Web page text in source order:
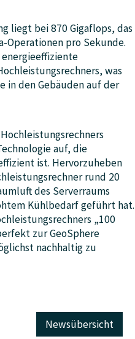
liegt bei 870 Gigaflops, das
Operationen pro Sekunde.
was
in den Gebäuden auf der
auf, die
ist. Hervorzuheben
rund 20
des Serverraums
Kühlbedarf geführt hat.
„100
zur GeoSphere
nachhaltig zu
Newsübersicht